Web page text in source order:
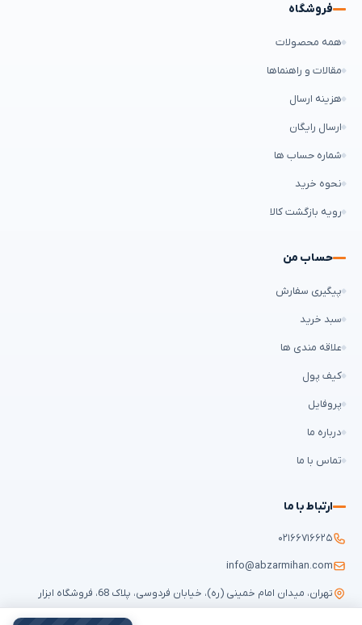
فروشگاه
همه محصولات
مقالات و راهنماها
هزینه ارسال
ارسال رایگان
شماره حساب ها
نحوه خرید
رویه بازگشت کالا
حساب من
پیگیری سفارش
سبد خرید
علاقه مندی ها
کیف پول
پروفایل
درباره ما
تماس با ما
ارتباط با ما
۰۲۱۶۶۷۱۶۶۲۵
info@abzarmihan.com
تهران، میدان امام خمینی (ره)، خیابان فردوسی، پلاک 68، فروشگاه ابزار
میهن